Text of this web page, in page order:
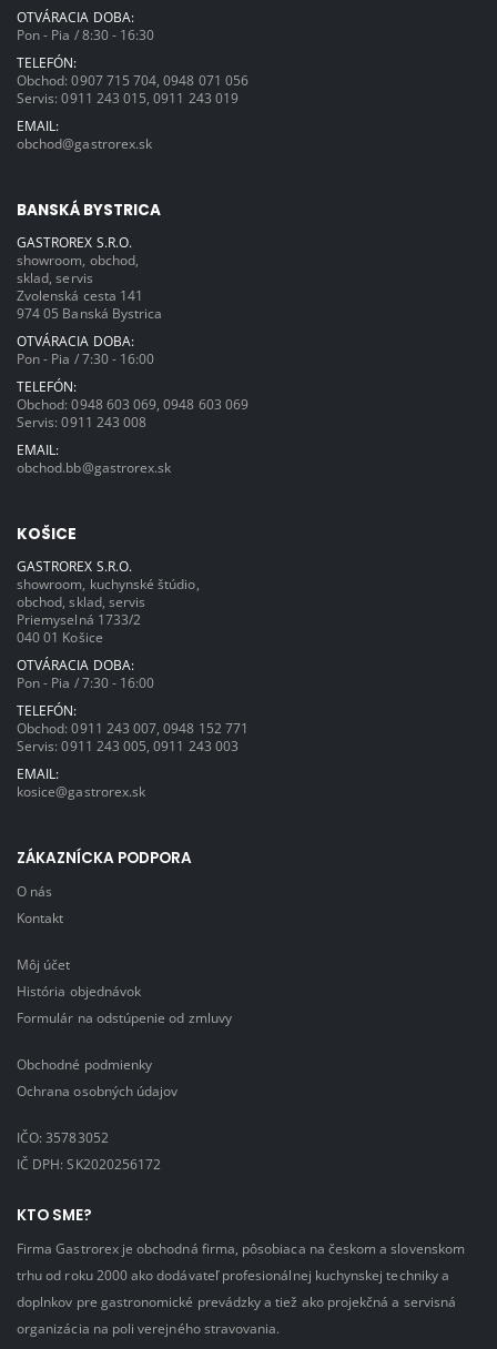
OTVÁRACIA DOBA:
Pon - Pia / 8:30 - 16:30
TELEFÓN:
Obchod:0907 715 704 ,0948 071 056
Servis:0911 243 015 ,0911 243 019
EMAIL:
obchod@gastrorex.sk
BANSKÁ BYSTRICA
GASTROREX S.R.O.
showroom, obchod,
sklad, servis
Zvolenská cesta 141
974 05 Banská Bystrica
OTVÁRACIA DOBA:
Pon - Pia / 7:30 - 16:00
TELEFÓN:
Obchod:0948 603 069 ,0948 603 069
Servis:0911 243 008
EMAIL:
obchod.bb@gastrorex.sk
KOŠICE
GASTROREX S.R.O.
showroom, kuchynské štúdio,
obchod, sklad, servis
Priemyselná 1733/2
040 01 Košice
OTVÁRACIA DOBA:
Pon - Pia / 7:30 - 16:00
TELEFÓN:
Obchod:0911 243 007 ,0948 152 771
Servis:0911 243 005 ,0911 243 003
EMAIL:
kosice@gastrorex.sk
ZÁKAZNÍCKA PODPORA
O nás
Kontakt
Môj účet
História objednávok
Formulár na odstúpenie od zmluvy
Obchodné podmienky
Ochrana osobných údajov
IČO: 35783052
IČ DPH: SK2020256172
KTO SME?
Firma Gastrorex je obchodná firma, pôsobiaca na českom a slovenskom
trhu od roku 2000 ako dodávateľ profesionálnej kuchynskej techniky a
doplnkov pre gastronomické prevádzky a tiež ako projekčná a servisná
organizácia na poli verejného stravovania.